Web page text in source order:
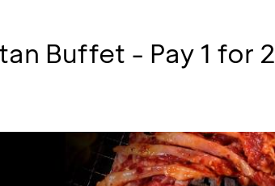
Buffet - Pay 1 for 2